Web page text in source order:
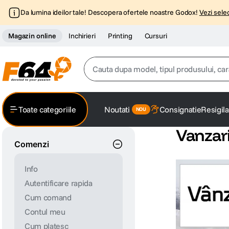
Da lumina ideilor tale! Descopera ofertele noastre Godox! Vezi
Magazin online Inchirieri Printing Cursuri
Cauta dupa model, tipul produsului,
trepied
Toate categoriile Noutati Consignatie
Comenzi
Info
Autentificare rapida
Cum comand
Contul meu
Cum platesc